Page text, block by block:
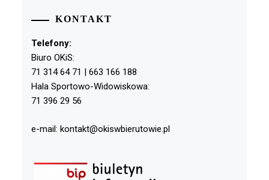
KONTAKT
Telefony:
Biuro OKiS:
71 314 64 71 | 663 166 188
Hala Sportowo-Widowiskowa:
71 396 29 56
e-mail: kontakt@okiswbierutowie.pl